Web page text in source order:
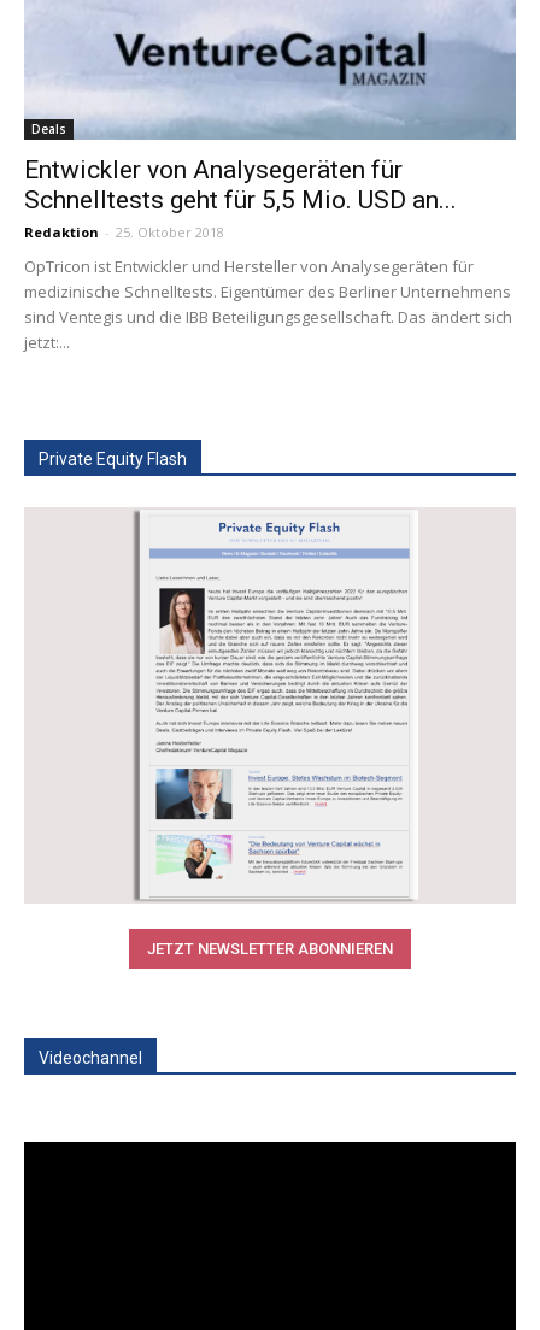
Deals
Entwickler von Analysegeräten für
Schnelltests geht für 5,5 Mio. USD an...
Redaktion - 25. Oktober 2018
OpTricon ist Entwickler und Hersteller von Analysegeräten für
medizinische Schnelltests. Eigentümer des Berliner Unternehmens
sind Ventegis und die IBB Beteiligungsgesellschaft. Das ändert sich
jetzt:...
Private Equity Flash
JETZT NEWSLETTER ABONNIEREN
Videochannel